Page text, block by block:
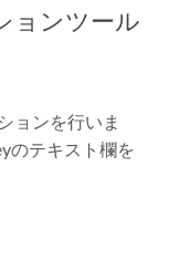
ョンツール
ョンを行いま
のテキスト欄を